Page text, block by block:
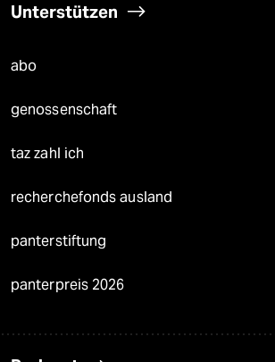
Unterstützen
abo
genossenschaft
taz zahl ich
recherchefonds ausland
panterstiftung
panterpreis 2026